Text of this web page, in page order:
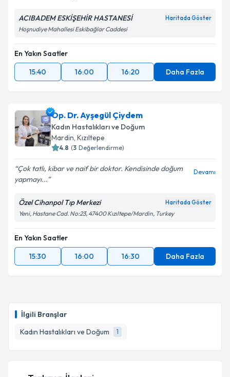
İlgili Branşlar
Kadın Hastalıkları ve Doğum
1
ACIBADEM ESKİŞEHİR HASTANESİ Haritada Göster
Hoşnudiye Mahallesi Eskibağlar Caddesi
En Yakın Saatler
15:40
16:00 16:20 Daha Fazla
Op. Dr. Ayşegül Çiydem
Kadın Hastalıkları ve Doğum
Mardin, Kızıltepe
4.8 (3 Değerlendirme)
Çok tatlı, kibar ve naif bir doktor. Kendisinde doğum
yapmayı...
Devamı
Özel Cihanpol Tıp Merkezi Haritada Göster
Yeni, Hastane Cad. No:23, 47400 Kızıltepe/Mardin, Turkey
En Yakın Saatler
15:30
16:00 16:30 Daha Fazla